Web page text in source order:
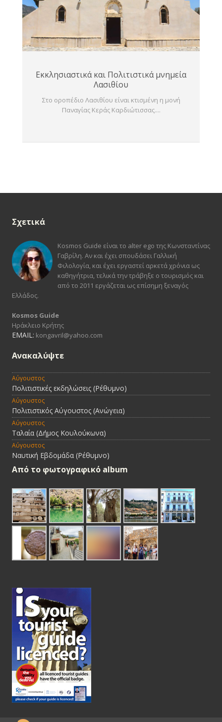
Εκκλησιαστικά και Πολιτιστικά μνημεία
Λασιθίου
Στο οροπέδιο Λασιθίου είναι κτισμένη η μονή
Παναγίας Κεράς Καρδιώτισσας....
Σχετικά
Kosmos Guide είναι το alter ego της Κωνσταντίνας
Γαβρίλη. Αν και έχει σπουδάσει Γαλλική
Φιλολογία, και έχει εργαστεί αρκετά χρόνια ως
καθηγήτρια, τελικά την τράβηξε ο τουρισμός και
από το 2011 εργάζεται ως επίσημη ξεναγός
Ελλάδος.
Kosmos Guide
Ηράκλειο Κρήτης
EMAIL: kongavril@yahoo.com
Ανακαλύψτε
Αύγουστος
Πολιτιστικές εκδηλώσεις (Ρέθυμνο)
Αύγουστος
Πολιτιστικός Αύγουστος (Ανώγεια)
Αύγουστος
Ταλαία (Δήμος Κουλούκωνα)
Αύγουστος
Ναυτική Εβδομάδα (Ρέθυμνο)
Από τo φωτογραφικό album